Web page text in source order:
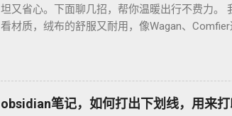
坦又省心。下面聊几招，帮你温暖出行不费力。
看材质，绒布的舒服又耐用，像Wagan、
天开车，加热垫开低档，20分钟省油又暖和。
币能淘好货。 便携行车加热垫 让加拿大华人冬
obsidian笔记，如何打出下划线，用来